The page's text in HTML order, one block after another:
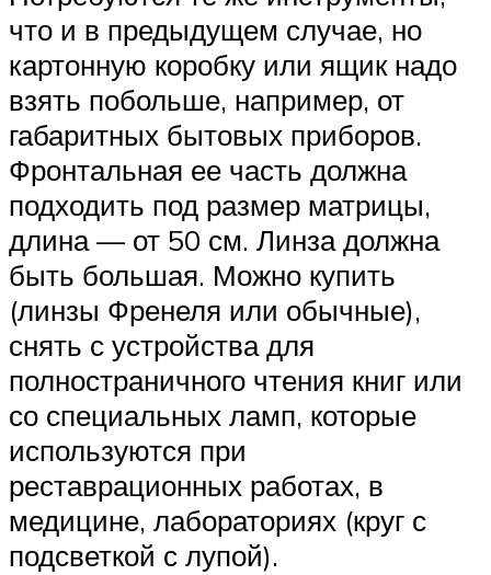
что и в предыдущем случае, но
картонную коробку или ящик надо
взять побольше, например, от
габаритных бытовых приборов.
Фронтальная ее часть должна
подходить под размер матрицы,
длина — от 50 см. Линза должна
быть большая. Можно купить
(линзы Френеля или обычные),
снять с устройства для
полностраничного чтения книг или
со специальных ламп, которые
используются при
реставрационных работах, в
медицине, лабораториях (круг с
подсветкой с лупой).